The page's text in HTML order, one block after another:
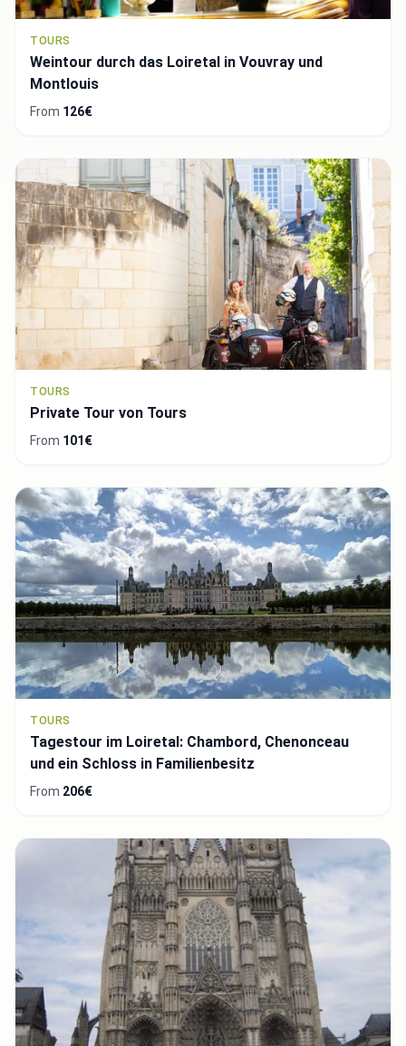
TOURS
Weintour durch das Loiretal in Vouvray und
Montlouis
From 126€
TOURS
Private Tour von Tours
From 101€
TOURS
Tagestour im Loiretal: Chambord, Chenonceau
und ein Schloss in Familienbesitz
From 206€